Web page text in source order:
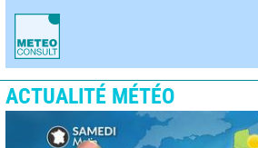
ACTUALITÉ MÉTÉO